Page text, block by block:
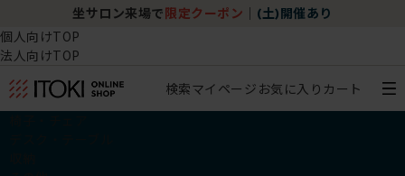
坐サロン来場で 限定クーポン (土)開催あり
個人向けTOP
法人向けTOP
検索マイページ お気に入り カート